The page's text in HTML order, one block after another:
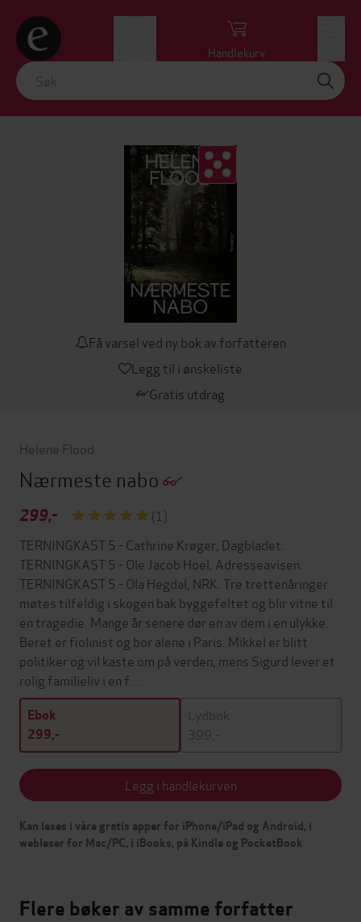
Handlekurv
Få varsel ved ny bok av forfatteren
Legg til i ønskeliste
Gratis utdrag
Helene Flood
Nærmeste nabo
299,-
(1)
TERNINGKAST 5 - Cathrine Krøger, Dagbladet.
TERNINGKAST 5 - Ole Jacob Hoel, Adresseavisen.
TERNINGKAST 5 - Ola Hegdal, NRK. Tre trettenåringer
møtes tilfeldig i skogen bak byggefeltet og blir vitne til
en tragedie. Mange år senere dør en av dem i en ulykke.
Beret er fiolinist og bor alene i Paris. Mikkel er blitt
politiker og vil kaste om på verden, mens Sigurd lever et
rolig familieliv i en f…
Ebok
299,-
Lydbok
399,-
Legg i handlekurven
Kan leses i våre gratis apper for iPhone/iPad og Android, i
webleser for Mac/PC, i iBooks, på Kindle og PocketBook
Flere bøker av samme forfatter